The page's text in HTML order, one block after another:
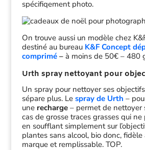
spécifiqement photo.
On trouve aussi un modèle chez
destiné au bureau K&F Concept
comprimé– à moins de 50€ – 480
Urth spray nettoyant pour
Un spray pour nettoyer ses
sépare plus. Le spray de Urth –
une recharge– permet de nettoyer
cas de grosse traces grasses qui
en soufflant simplement sur
plantes sans alcool, bio donc, fidèle
marque et remplissable. TOP.